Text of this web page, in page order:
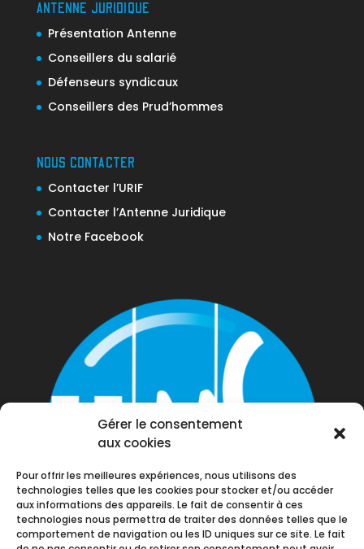
Gérer le consentement
aux cookies
Pour offrir les meilleures expériences, nous utilisons des
technologies telles que les cookies pour stocker et/ou accéder
aux informations des appareils. Le fait de consentir à ces
technologies nous permettra de traiter des données telles que le
comportement de navigation ou les ID uniques sur ce site. Le fait
ANTENNE JURIDIQUE
Présentation Antenne
Conseillers du salarié
Défenseurs syndicaux
Conseillers des Prud’hommes
NOUS CONTACTER
Contacter l’URIF
Contacter l’Antenne Juridique
Notre Facebook